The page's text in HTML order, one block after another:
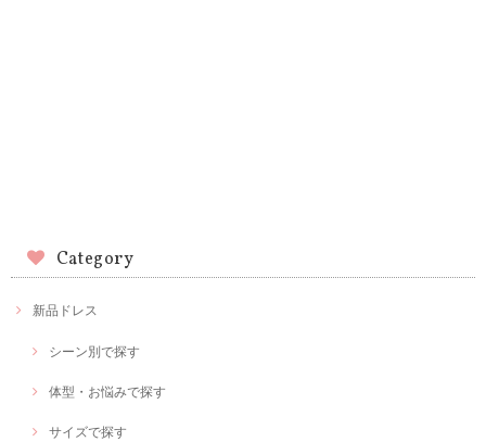
Category
新品ドレス
シーン別で探す
体型・お悩みで探す
サイズで探す